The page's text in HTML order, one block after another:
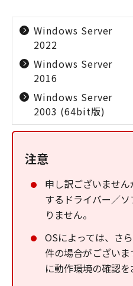
Windows Server
2022
Windows Server
2016
Windows Server
2003 (64bit版)
注意
申し訳ございませ
するドライバー／
りません。
OSによっては、さ
件の場合がござい
に動作環境の確認を